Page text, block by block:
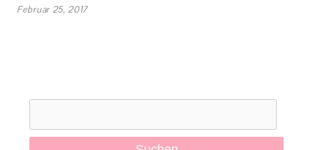
Februar 25, 2017
Suchen